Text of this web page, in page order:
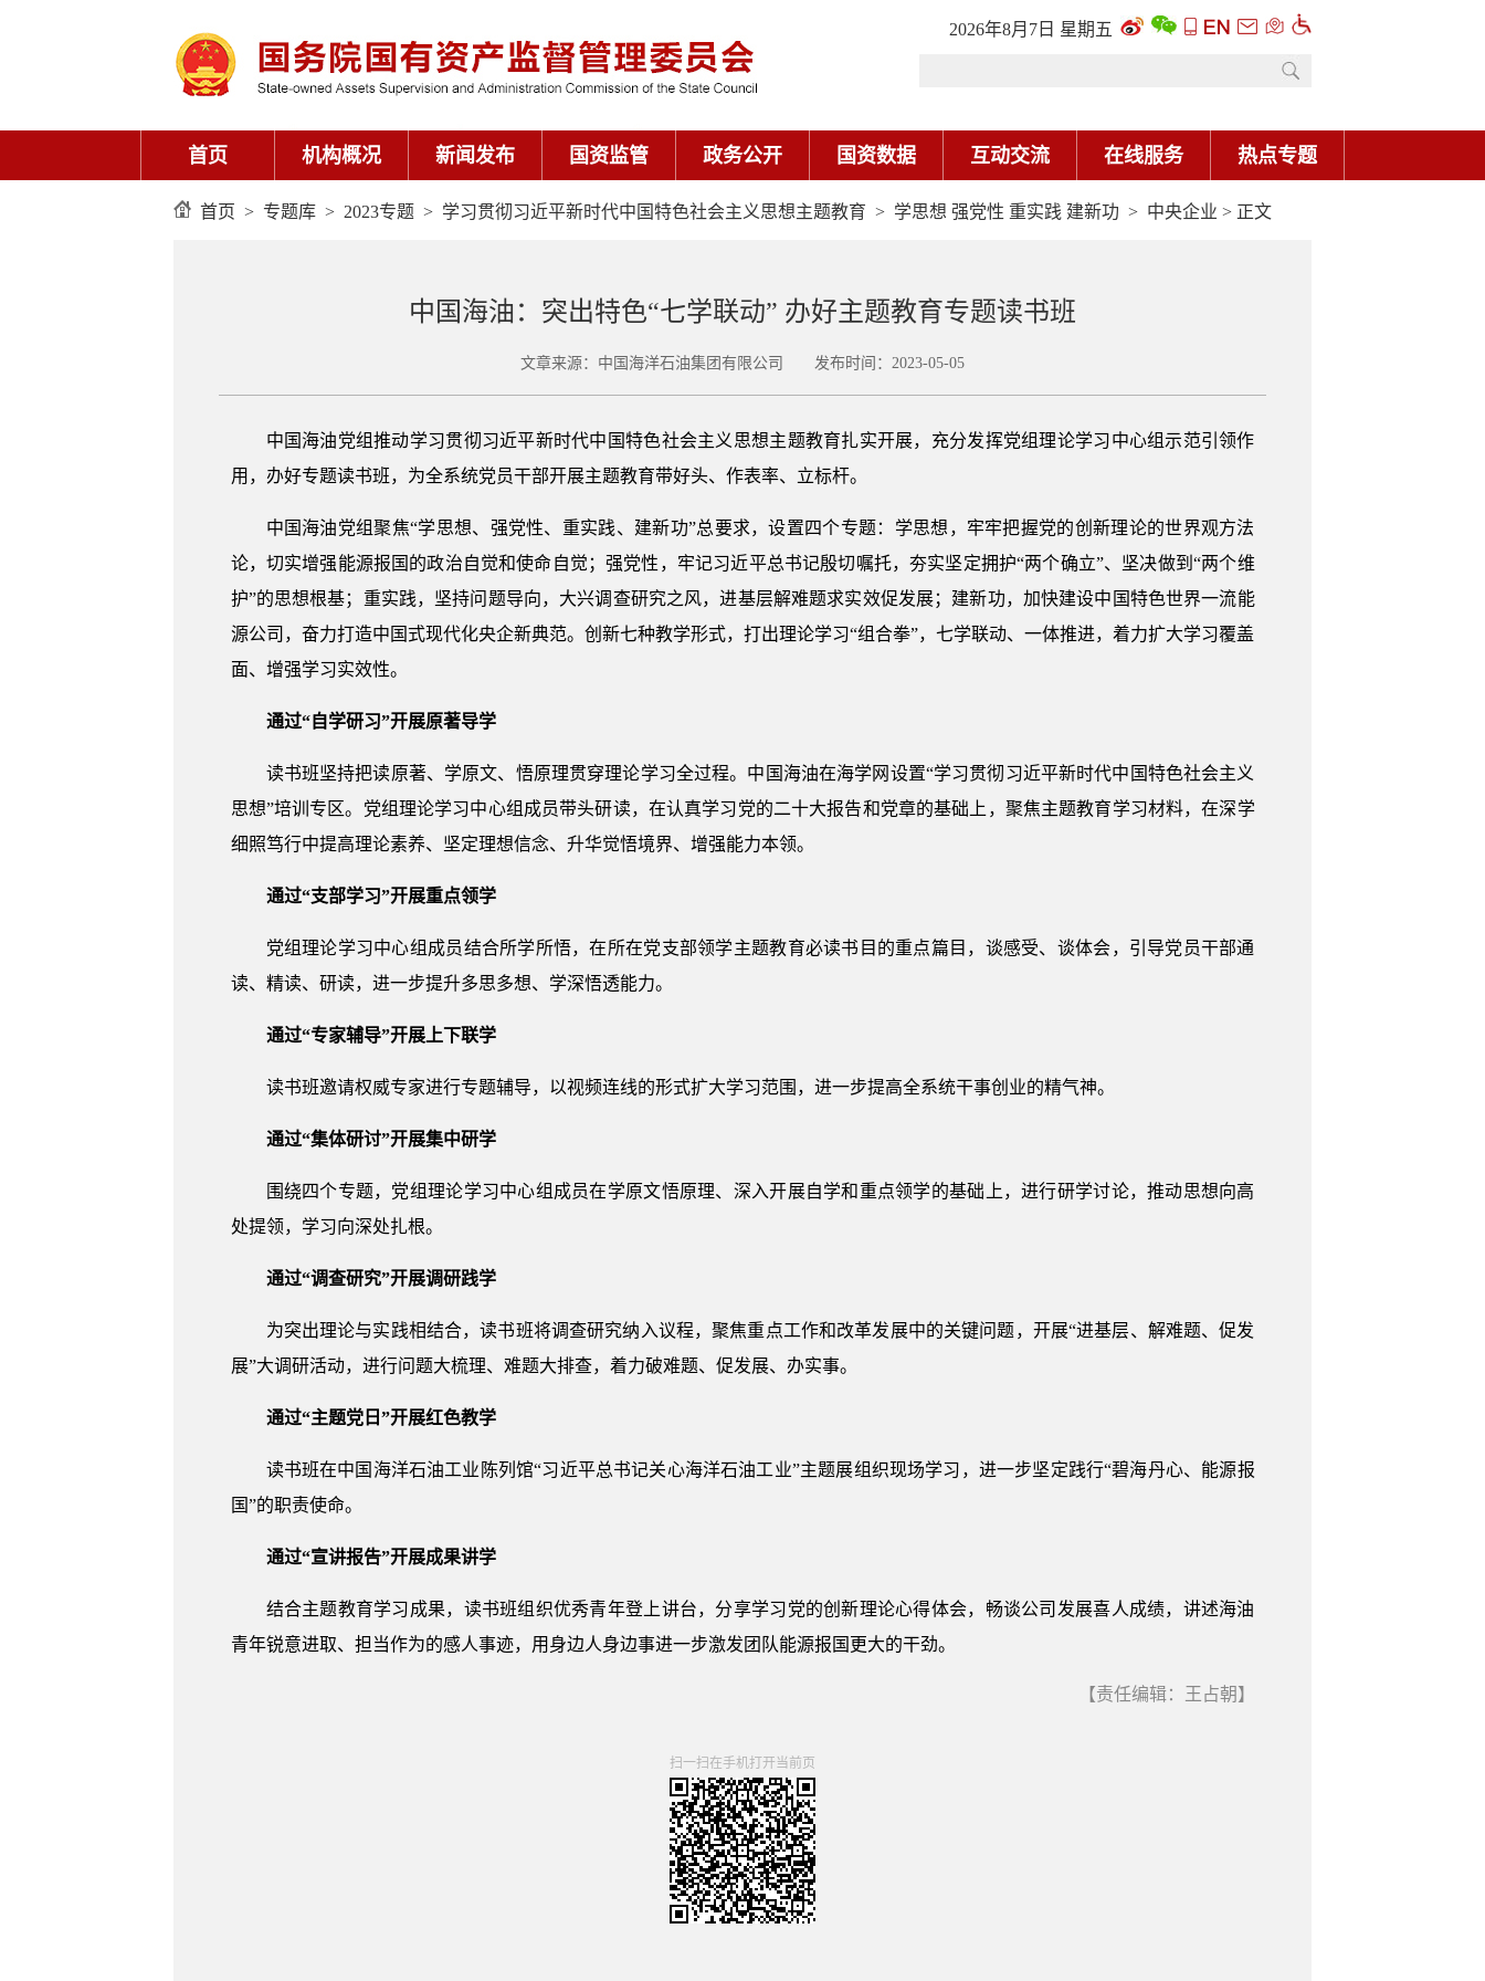
2026年8月7日 星期五
首页 机构概况 新闻发布 国资监管 政务公开 国资数据 互动交流 在线服务 热点专题
首页 > 专题库 > 2023专题 > 学习贯彻习近平新时代中国特色社会主义思想主题教育 > 学思想 强党性 重实践 建新功 > 中央企业 > 正文
中国海油：突出特色“七学联动” 办好主题教育专题读书班
文章来源：中国海洋石油集团有限公司 发布时间：2023-05-05
中国海油党组推动学习贯彻习近平新时代中国特色社会主义思想主题教育扎实开展，充分发挥党组理论学习中心组示范引领作
用，办好专题读书班，为全系统党员干部开展主题教育带好头、作表率、立标杆。
中国海油党组聚焦“学思想、强党性、重实践、建新功”总要求，设置四个专题：学思想，牢牢把握党的创新理论的世界观方法
论，切实增强能源报国的政治自觉和使命自觉；强党性，牢记习近平总书记殷切嘱托，夯实坚定拥护“两个确立”、坚决做到“两个维
护”的思想根基；重实践，坚持问题导向，大兴调查研究之风，进基层解难题求实效促发展；建新功，加快建设中国特色世界一流能
源公司，奋力打造中国式现代化央企新典范。创新七种教学形式，打出理论学习“组合拳”，七学联动、一体推进，着力扩大学习覆盖
面、增强学习实效性。
通过“自学研习”开展原著导学
读书班坚持把读原著、学原文、悟原理贯穿理论学习全过程。中国海油在海学网设置“学习贯彻习近平新时代中国特色社会主义
思想”培训专区。党组理论学习中心组成员带头研读，在认真学习党的二十大报告和党章的基础上，聚焦主题教育学习材料，在深学
细照笃行中提高理论素养、坚定理想信念、升华觉悟境界、增强能力本领。
通过“支部学习”开展重点领学
党组理论学习中心组成员结合所学所悟，在所在党支部领学主题教育必读书目的重点篇目，谈感受、谈体会，引导党员干部通
读、精读、研读，进一步提升多思多想、学深悟透能力。
通过“专家辅导”开展上下联学
读书班邀请权威专家进行专题辅导，以视频连线的形式扩大学习范围，进一步提高全系统干事创业的精气神。
通过“集体研讨”开展集中研学
围绕四个专题，党组理论学习中心组成员在学原文悟原理、深入开展自学和重点领学的基础上，进行研学讨论，推动思想向高
处提领，学习向深处扎根。
通过“调查研究”开展调研践学
为突出理论与实践相结合，读书班将调查研究纳入议程，聚焦重点工作和改革发展中的关键问题，开展“进基层、解难题、促发
展”大调研活动，进行问题大梳理、难题大排查，着力破难题、促发展、办实事。
通过“主题党日”开展红色教学
读书班在中国海洋石油工业陈列馆“习近平总书记关心海洋石油工业”主题展组织现场学习，进一步坚定践行“碧海丹心、能源报
国”的职责使命。
通过“宣讲报告”开展成果讲学
结合主题教育学习成果，读书班组织优秀青年登上讲台，分享学习党的创新理论心得体会，畅谈公司发展喜人成绩，讲述海油
青年锐意进取、担当作为的感人事迹，用身边人身边事进一步激发团队能源报国更大的干劲。
【责任编辑：王占朝】
扫一扫在手机打开当前页